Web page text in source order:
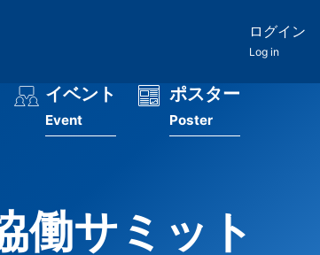
ログイン
Log in
イベント
Event
ポスター
Poster
働サミット